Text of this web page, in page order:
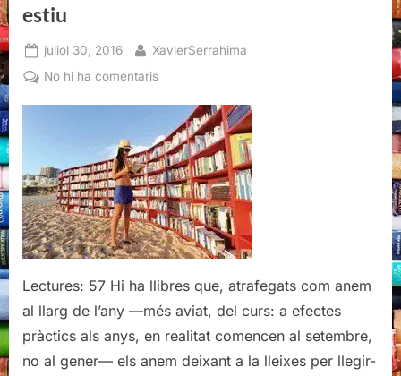
estiu
Posted
on
juliol 30, 2016 By
XavierSerrahima
No hi ha comentarisa
literàries
per
aquest
estiu
Lectures: 57 Hi ha llibres que, atrafegats com anem
al llarg de l’any —més aviat, del curs: a efectes
pràctics als anys, en realitat comencen al setembre,
no al gener— els anem deixant a la lleixes per llegir-